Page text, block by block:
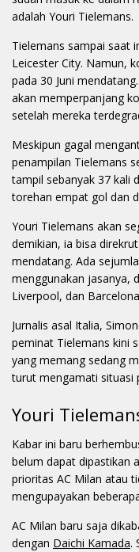
adalah Youri Tielemans.
Tielemans sampai saat
Leicester City. Namun,
pada 30 Juni
akan memperpanjang
setelah mereka
Meskipun gagal
penampilan Tielemans
tampil sebanyak 37 kali
torehan empat gol dan
Youri Tielemans akan
demikian, ia bisa
mendatang. Ada
menggunakan jasanya,
Liverpool, dan
Jurnalis asal Italia,
peminat Tielemans kini
yang memang sedang
turut mengamati situasi
Youri
Kabar ini baru
belum dapat dipastikan
prioritas AC Milan atau
mengupayakan
AC Milan baru saja
dengan Daichi Kamada.